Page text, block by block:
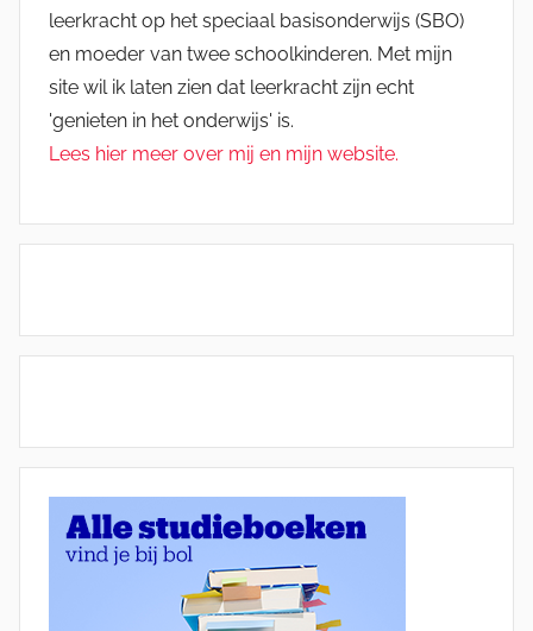
leerkracht op het speciaal basisonderwijs (SBO)
en moeder van twee schoolkinderen. Met mijn
site wil ik laten zien dat leerkracht zijn echt
'genieten in het onderwijs' is.
Lees hier meer over mij en mijn website.